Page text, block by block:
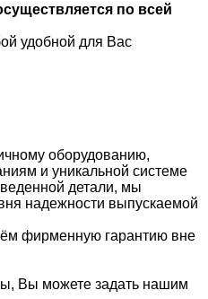
по всей
удобной для Вас
оборудованию,
и уникальной системе
детали, мы
надежности выпускаемой
фирменную гарантию вне
Вы можете задать нашим